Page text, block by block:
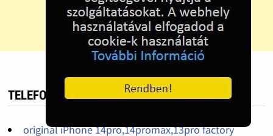
TELEFON HIRDETÉS
original iPhone 14pro,14promax,13pro factory